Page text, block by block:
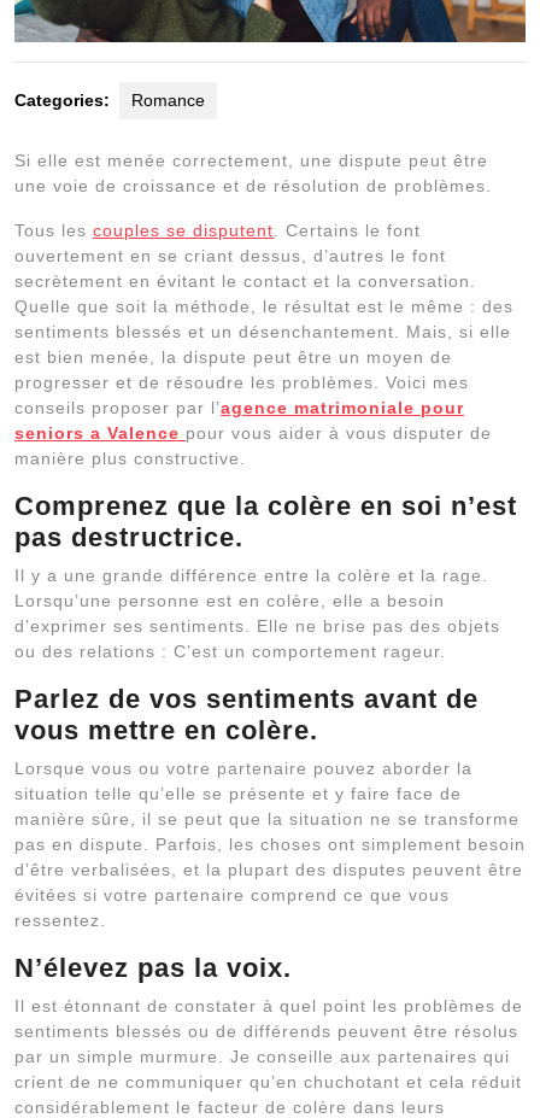
Categories: Romance
Si elle est menée correctement, une dispute peut être
une voie de croissance et de résolution de problèmes.
Tous les couples se disputent . Certains le font
ouvertement en se criant dessus, d’autres le font
secrètement en évitant le contact et la conversation.
Quelle que soit la méthode, le résultat est le même : des
sentiments blessés et un désenchantement. Mais, si elle
est bien menée, la dispute peut être un moyen de
progresser et de résoudre les problèmes. Voici mes
conseils proposer par l’agence matrimoniale pour
seniors a Valence pour vous aider à vous disputer de
manière plus constructive.
Comprenez que la colère en soi n’est
pas destructrice.
Il y a une grande différence entre la colère et la rage.
Lorsqu’une personne est en colère, elle a besoin
d’exprimer ses sentiments. Elle ne brise pas des objets
ou des relations : C’est un comportement rageur.
Parlez de vos sentiments avant de
vous mettre en colère.
Lorsque vous ou votre partenaire pouvez aborder la
situation telle qu’elle se présente et y faire face de
manière sûre, il se peut que la situation ne se transforme
pas en dispute. Parfois, les choses ont simplement besoin
d’être verbalisées, et la plupart des disputes peuvent être
évitées si votre partenaire comprend ce que vous
ressentez.
N’élevez pas la voix.
Il est étonnant de constater à quel point les problèmes de
sentiments blessés ou de différends peuvent être résolus
par un simple murmure. Je conseille aux partenaires qui
crient de ne communiquer qu’en chuchotant et cela réduit
considérablement le facteur de colère dans leurs